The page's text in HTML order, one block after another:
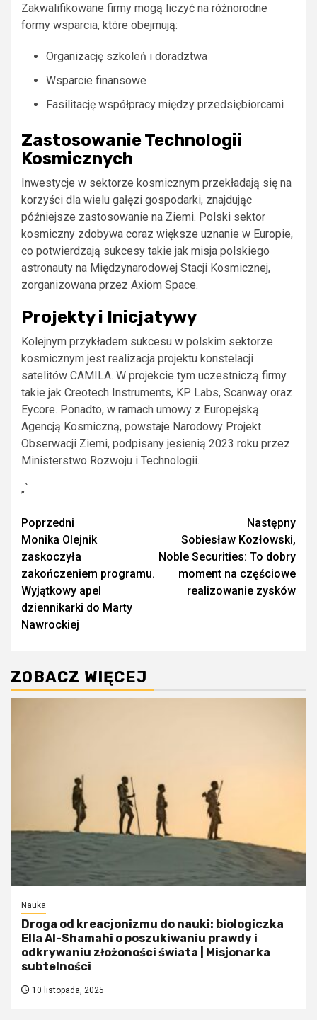
Zakwalifikowane firmy mogą liczyć na różnorodne
formy wsparcia, które obejmują:
Organizację szkoleń i doradztwa
Wsparcie finansowe
Fasilitację współpracy między przedsiębiorcami
Zastosowanie Technologii
Kosmicznych
Inwestycje w sektorze kosmicznym przekładają się na
korzyści dla wielu gałęzi gospodarki, znajdując
późniejsze zastosowanie na Ziemi. Polski sektor
kosmiczny zdobywa coraz większe uznanie w Europie,
co potwierdzają sukcesy takie jak misja polskiego
astronauty na Międzynarodowej Stacji Kosmicznej,
zorganizowana przez Axiom Space.
Projekty i Inicjatywy
Kolejnym przykładem sukcesu w polskim sektorze
kosmicznym jest realizacja projektu konstelacji
satelitów CAMILA. W projekcie tym uczestniczą firmy
takie jak Creotech Instruments, KP Labs, Scanway oraz
Eycore. Ponadto, w ramach umowy z Europejską
Agencją Kosmiczną, powstaje Narodowy Projekt
Obserwacji Ziemi, podpisany jesienią 2023 roku przez
Ministerstwo Rozwoju i Technologii.
„`
Zobacz
wpisy
Poprzedni
Monika Olejnik
zaskoczyła
zakończeniem programu.
Wyjątkowy apel
dziennikarki do Marty
Nawrockiej
Następny
Sobiesław Kozłowski,
Noble Securities: To dobry
moment na częściowe
realizowanie zysków
ZOBACZ WIĘCEJ
Nauka
Droga od kreacjonizmu do nauki: biologiczka
Ella Al-Shamahi o poszukiwaniu prawdy i
odkrywaniu złożoności świata | Misjonarka
subtelności
10 listopada, 2025